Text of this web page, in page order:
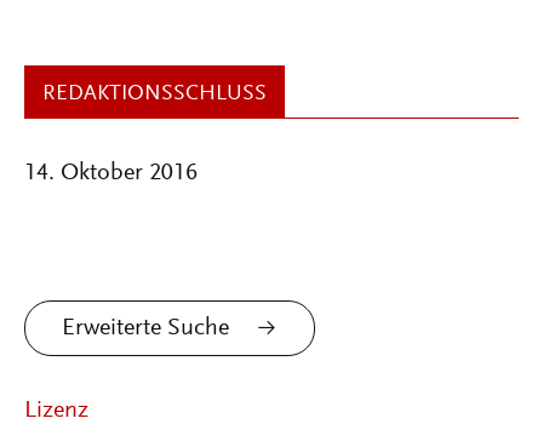
REDAKTIONSSCHLUSS
14. Oktober 2016
Erweiterte Suche
Lizenz